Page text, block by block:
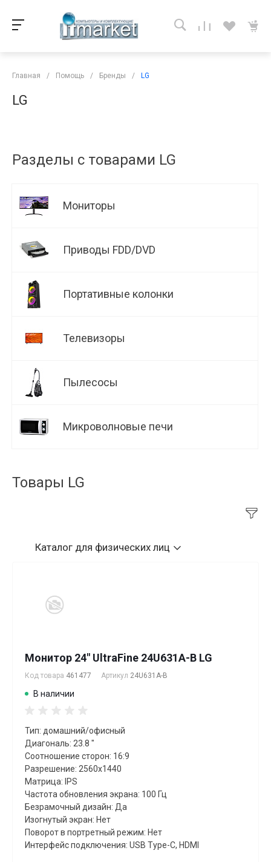
Главная / Помощь / Бренды / LG
LG
Разделы с товарами LG
Мониторы
Приводы FDD/DVD
Портативные колонки
Телевизоры
Пылесосы
Микроволновые печи
Товары LG
Каталог для физических лиц
Монитор 24" UltraFine 24U631A-B LG
Код товара 461477 Артикул 24U631A-B
В наличии
Тип: домашний/офисный
Диагональ: 23.8 "
Соотношение сторон: 16:9
Разрешение: 2560x1440
Матрица: IPS
Частота обновления экрана: 100 Гц
Безрамочный дизайн: Да
Изогнутый экран: Нет
Поворот в портретный режим: Нет
Интерфейс подключения: USB Type-C, HDMI